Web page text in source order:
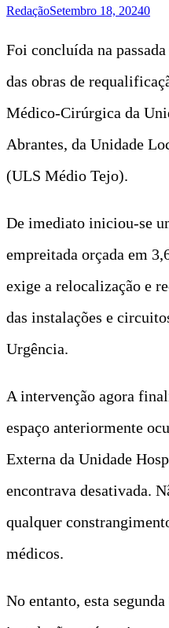
RedaçãoSetembro 18, 20240
Foi concluída na
das obras de
Médico-Cirúrgica da
Abrantes, da Unidade
(ULS Médio Tejo).
De imediato iniciou-se
empreitada orçada em
exige a relocalização e
das instalações e
Urgência.
A intervenção agora
espaço anteriormente
Externa da Unidade
encontrava desativada.
qualquer
médicos.
No entanto, esta